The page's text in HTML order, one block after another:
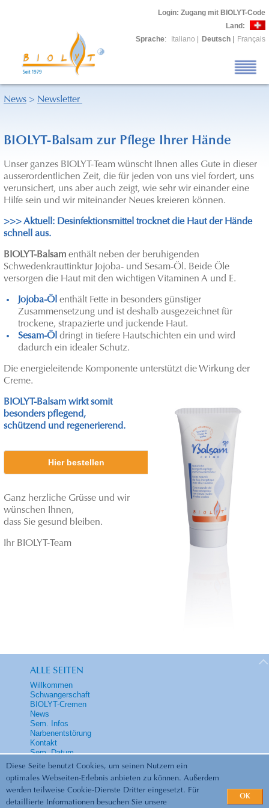
Diese Seite benutzt Cookies, um seinen Nutzern ein
optimales Webseiten-Erlebnis anbieten zu können. Außerdem
werden teilweise Cookie-Dienste Dritter eingesetzt. Für
detaillierte Informationen besuchen Sie unsere
OK
Login: Zugang mit BIOLYT-Code
Land:
Sprache: Italiano Deutsch Français
News > Newsletter
BIOLYT-Balsam zur Pflege Ihrer Hände
Unser ganzes BIOLYT-Team wünscht Ihnen alles Gute in dieser
ausserordentlichen Zeit, die für jeden von uns viel fordert, uns
verunsichert, uns aber auch zeigt, wie sehr wir einander eine
Hilfe sein und wir miteinander Neues kreieren können.
>>> Aktuell: Desinfektionsmittel trocknet die Haut der Hände
schnell aus.
BIOLYT-Balsam enthält neben der beruhigenden
Schwedenkrauttinktur Jojoba- und Sesam-Öl. Beide Öle
versorgen die Haut mit den wichtigen Vitaminen A und E.
Jojoba-Öl enthält Fette in besonders günstiger
Zusammensetzung und ist deshalb ausgezeichnet für
trockene, strapazierte und juckende Haut.
Sesam-Öl dringt in tiefere Hautschichten ein und wird
dadurch ein idealer Schutz.
Die energieleitende Komponente unterstützt die Wirkung der
Creme.
BIOLYT-Balsam wirkt somit
besonders pflegend,
schützend und regenerierend.
Hier bestellen
Ganz herzliche Grüsse und wir
wünschen Ihnen,
dass Sie gesund bleiben.
Ihr BIOLYT-Team
ALLE SEITEN
Willkommen
Schwangerschaft
BIOLYT-Cremen
News
Sem. Infos
Narbenentstörung
Kontakt
Sem. Datum